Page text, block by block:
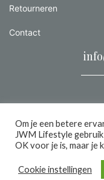
Retourneren
Contact
Alle
Om je een betere
JWM Lifestyle
OK voor je is, maar je
Cookie instellingen